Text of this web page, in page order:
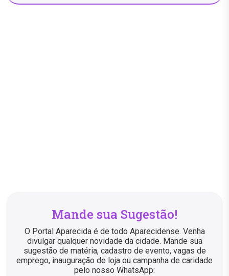
Mande sua Sugestão!
O Portal Aparecida é de todo Aparecidense. Venha
divulgar qualquer novidade da cidade. Mande sua
sugestão de matéria, cadastro de evento, vagas de
emprego, inauguração de loja ou campanha de caridade
pelo nosso WhatsApp: